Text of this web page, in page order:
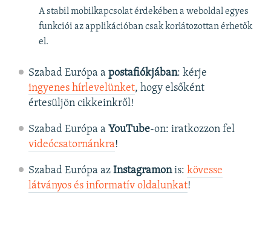
A stabil mobilkapcsolat érdekében a weboldal egyes
funkciói az applikációban csak korlátozottan érhetők
el.
Szabad Európa a postafiókjában: kérje
ingyenes hírlevelünket, hogy elsőként
értesüljön cikkeinkről!
Szabad Európa a YouTube-on: iratkozzon fel
videócsatornánkra!
Szabad Európa az Instagramonis: kövesse
látványos és informatív oldalunkat! ​